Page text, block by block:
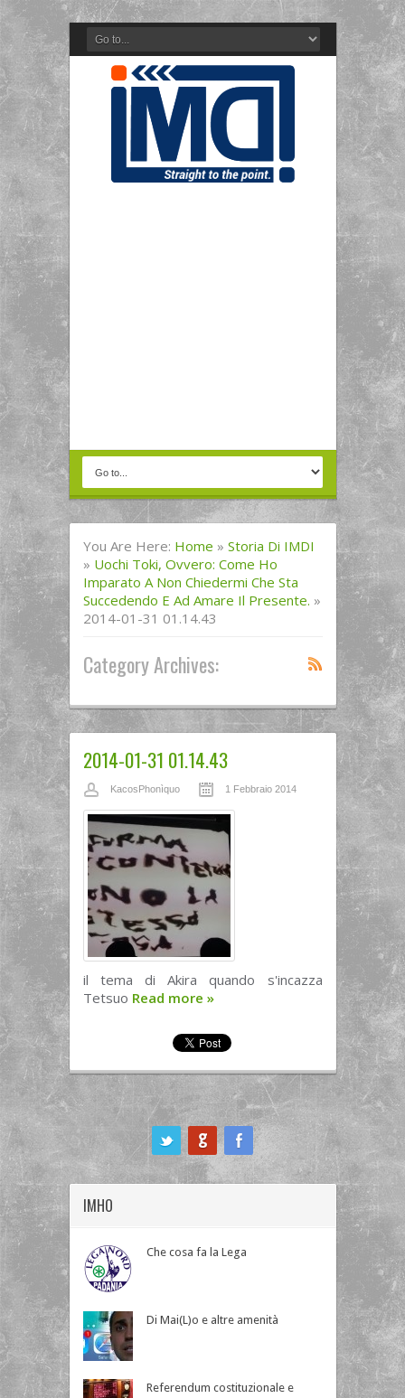
You Are Here: Home » Storia Di IMDI
» Uochi Toki, Ovvero: Come Ho
Imparato A Non Chiedermi Che Sta
Succedendo E Ad Amare Il Presente. »
2014-01-31 01.14.43
Category Archives:
2014-01-31 01.14.43
KacosPhonìquo 1 Febbraio 2014
il tema di Akira quando s'incazza
Tetsuo Read more »
IMHO
Che cosa fa la Lega
Di Mai(L)o e altre amenità
Referendum costituzionale e